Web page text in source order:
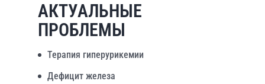
АКТУАЛЬНЫЕ
ПРОБЛЕМЫ
Терапия гиперурикемии
Дефицит железа